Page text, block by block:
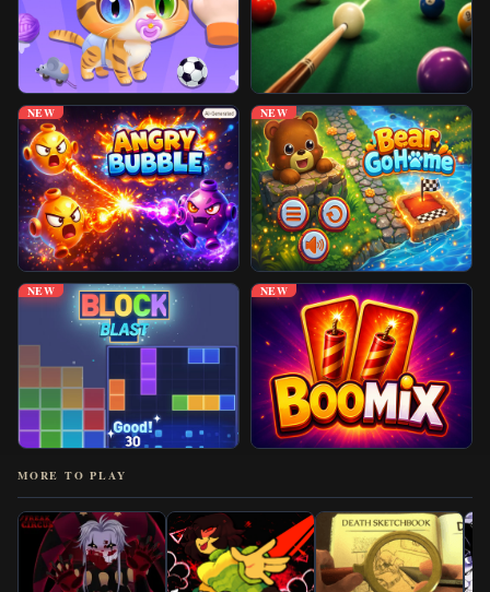
NEW NEW
NEW NEW
MORE TO PLAY